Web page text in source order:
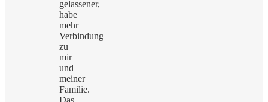
gelassener,
habe
mehr
Verbindung
zu
mir
und
meiner
Familie.